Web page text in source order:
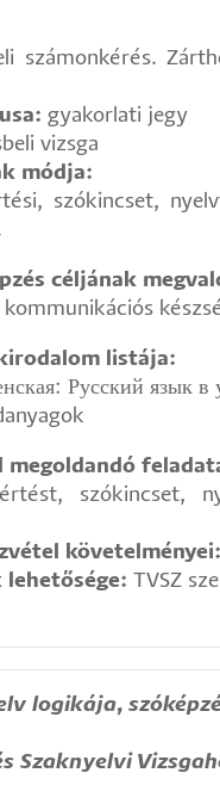
számonkérés.
gyakorlati jegy
vizsga
módja:
szókincset,
céljának
listája:
Русский язык в
megoldandó
szókincset,
követelményei:
lehetősége: TVSZ
logikája,
Szaknyelvi